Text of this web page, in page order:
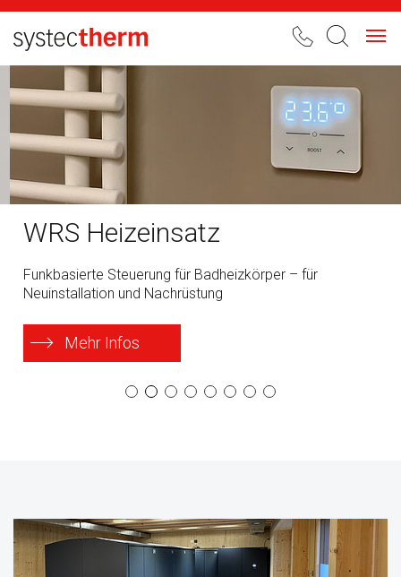
WRS Heizeinsatz
Funkbasierte Steuerung für Badheizkörper – für
Neuinstallation und Nachrüstung
Mehr Infos